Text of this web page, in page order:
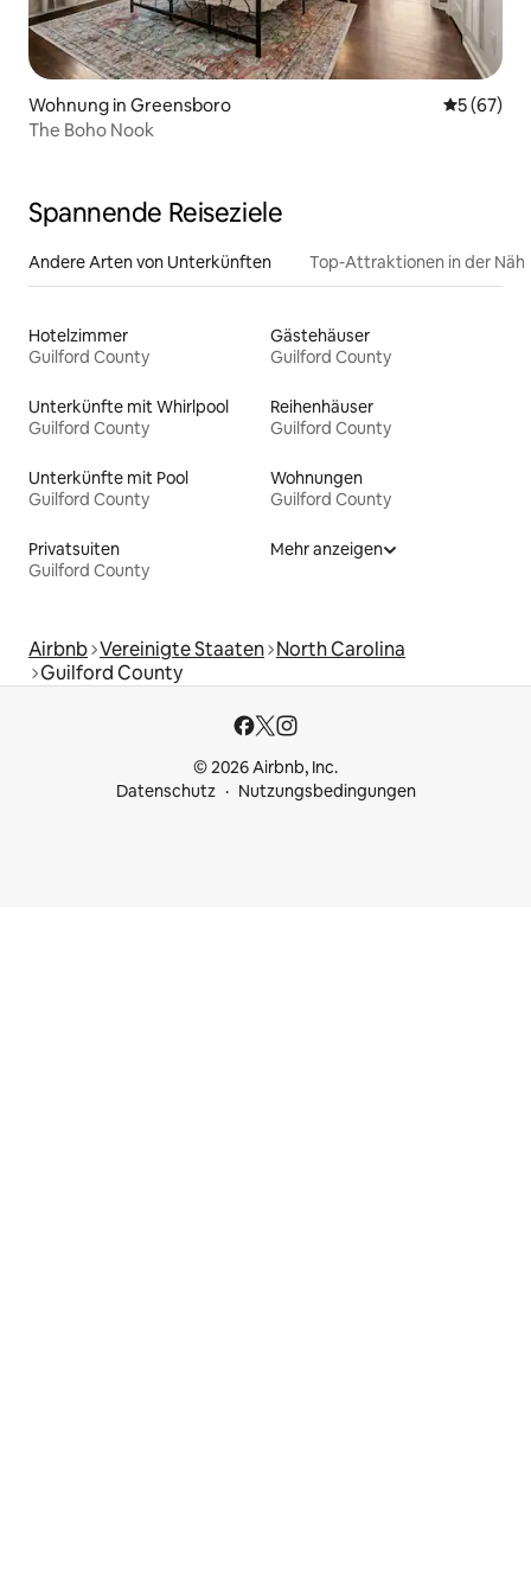
Wohnung in Greensboro
5 (67)
The Boho Nook
Spannende Reiseziele
Andere Arten von Unterkünften Top-Attraktionen in der
Hotelzimmer
Guilford County
Gästehäuser
Guilford County
Unterkünfte mit Whirlpool
Guilford County
Reihenhäuser
Guilford County
Unterkünfte mit Pool
Guilford County
Wohnungen
Guilford County
Privatsuiten
Guilford County
Mehr anzeigen
Airbnb Vereinigte Staaten North Carolina
Guilford County
© 2026 Airbnb, Inc.
Datenschutz
Nutzungsbedingungen